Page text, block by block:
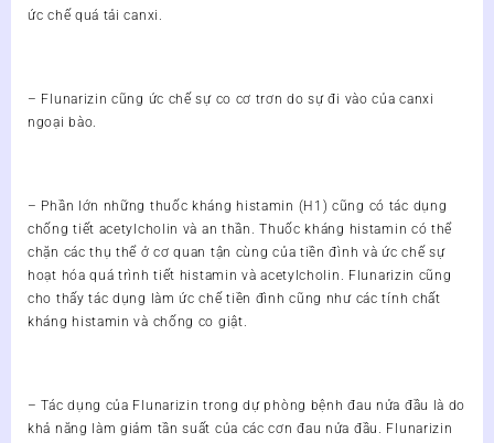
ức chế quá tải canxi.
– Flunarizin cũng ức chế sự co cơ trơn do sự đi vào của canxi
ngoại bào.
– Phần lớn những thuốc kháng histamin (H1) cũng có tác dụng
chống tiết acetylcholin và an thần. Thuốc kháng histamin có thể
chặn các thụ thể ở cơ quan tận cùng của tiền đình và ức chế sự
hoạt hóa quá trình tiết histamin và acetylcholin. Flunarizin cũng
cho thấy tác dụng làm ức chế tiền đình cũng như các tính chất
kháng histamin và chống co giật.
– Tác dụng của Flunarizin trong dự phòng bệnh đau nửa đầu là do
khả năng làm giảm tần suất của các cơn đau nửa đầu. Flunarizin